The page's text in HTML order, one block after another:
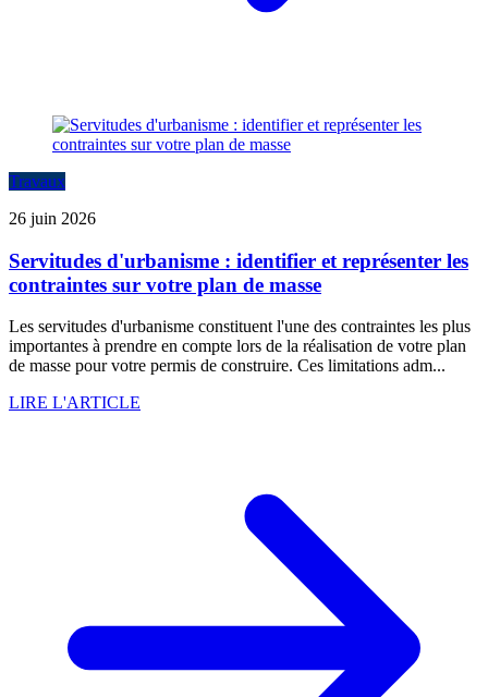
Travaux
26 juin 2026
Servitudes d'urbanisme : identifier et représenter les
contraintes sur votre plan de masse
Les servitudes d'urbanisme constituent l'une des contraintes les plus
importantes à prendre en compte lors de la réalisation de votre plan
de masse pour votre permis de construire. Ces limitations adm...
LIRE L'ARTICLE